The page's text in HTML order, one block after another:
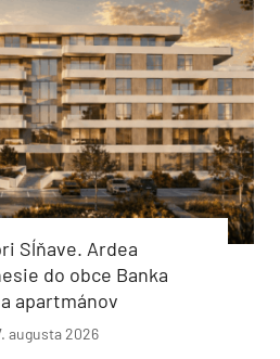
Sĺňave. Ardea
do obce Banka
apartmánov
augusta 2026